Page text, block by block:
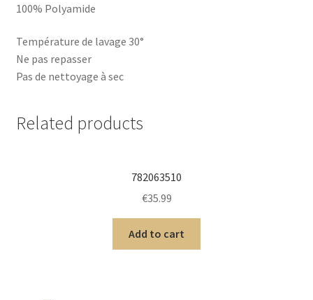
100% Polyamide
Température de lavage 30°
Ne pas repasser
Pas de nettoyage à sec
Related products
782063510
€35.99
Add to cart